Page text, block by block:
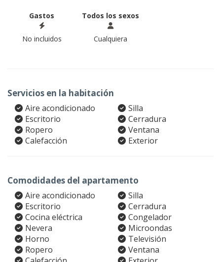
Gastos
No incluidos
Todos los sexos
Cualquiera
Servicios en la habitación
Aire acondicionado
Silla
Escritorio
Cerradura
Ropero
Ventana
Calefacción
Exterior
Comodidades del apartamento
Aire acondicionado
Silla
Escritorio
Cerradura
Cocina eléctrica
Congelador
Nevera
Microondas
Horno
Televisión
Ropero
Ventana